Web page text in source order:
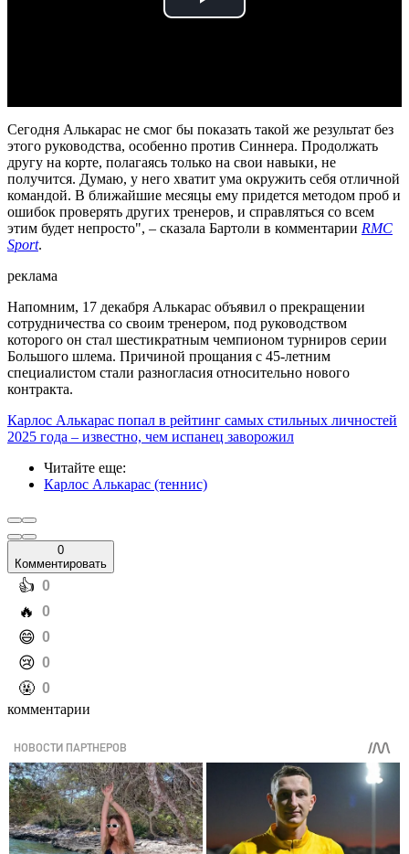
Play
Сегодня Алькарас не смог бы показать такой же результат без
этого руководства, особенно против Синнера. Продолжать
другу на корте, полагаясь только на свои навыки, не
получится. Думаю, у него хватит ума окружить себя отличной
командой. В ближайшие месяцы ему придется методом проб и
ошибок проверять других тренеров, и справляться со всем
этим будет непросто", – сказала Бартоли в комментарии RMC
Sport.
реклама
Напомним, 17 декабря Алькарас объявил о прекращении
сотрудничества со своим тренером, под руководством
которого он стал шестикратным чемпионом турниров серии
Большого шлема. Причиной прощания с 45-летним
специалистом стали разногласия относительно нового
контракта.
Карлос Алькарас попал в рейтинг самых стильных личностей
2025 года – известно, чем испанец заворожил
Читайте еще:
Карлос Алькарас (теннис)
0
Комментировать
️👍 0
️🔥 0
️😄 0
️😢 0
️🤬 0
комментарии